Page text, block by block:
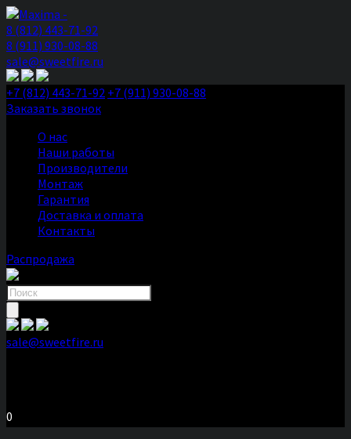
8 (812) 443-71-92
8 (911) 930-08-88
sale@sweetfire.ru
+7 (812) 443-71-92 +7 (911) 930-08-88
Заказать звонок
О нас
Наши работы
Производители
Монтаж
Гарантия
Доставка и оплата
Контакты
Распродажа
Поиск
товаров
sale@sweetfire.ru
0